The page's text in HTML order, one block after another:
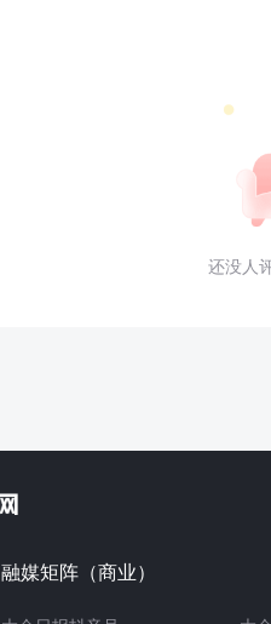
还没人
融媒矩阵（商业）